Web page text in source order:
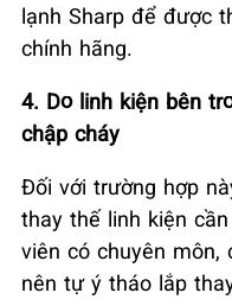
lạnh Sharp để được
chính hãng.
4. Do linh kiện bên
chập cháy
Đối với trường hợp
thay thế linh kiện
viên có chuyên môn,
nên tự ý tháo lắp